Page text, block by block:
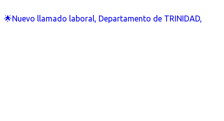
🌟Nuevo llamado laboral, Departamento de TRINIDAD,